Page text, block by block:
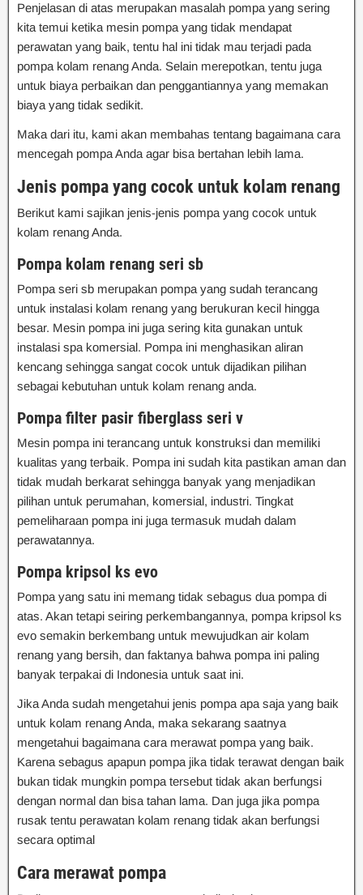
Penjelasan di atas merupakan masalah pompa yang sering
kita temui ketika mesin pompa yang tidak mendapat
perawatan yang baik, tentu hal ini tidak mau terjadi pada
pompa kolam renang Anda. Selain merepotkan, tentu juga
untuk biaya perbaikan dan penggantiannya yang memakan
biaya yang tidak sedikit.
Maka dari itu, kami akan membahas tentang bagaimana cara
mencegah pompa Anda agar bisa bertahan lebih lama.
Jenis pompa yang cocok untuk kolam renang
Berikut kami sajikan jenis-jenis pompa yang cocok untuk
kolam renang Anda.
Pompa kolam renang seri sb
Pompa seri sb merupakan pompa yang sudah terancang
untuk instalasi kolam renang yang berukuran kecil hingga
besar. Mesin pompa ini juga sering kita gunakan untuk
instalasi spa komersial. Pompa ini menghasikan aliran
kencang sehingga sangat cocok untuk dijadikan pilihan
sebagai kebutuhan untuk kolam renang anda.
Pompa filter pasir fiberglass seri v
Mesin pompa ini terancang untuk konstruksi dan memiliki
kualitas yang terbaik. Pompa ini sudah kita pastikan aman dan
tidak mudah berkarat sehingga banyak yang menjadikan
pilihan untuk perumahan, komersial, industri. Tingkat
pemeliharaan pompa ini juga termasuk mudah dalam
perawatannya.
Pompa kripsol ks evo
Pompa yang satu ini memang tidak sebagus dua pompa di
atas. Akan tetapi seiring perkembangannya, pompa kripsol ks
evo semakin berkembang untuk mewujudkan air kolam
renang yang bersih, dan faktanya bahwa pompa ini paling
banyak terpakai di Indonesia untuk saat ini.
Jika Anda sudah mengetahui jenis pompa apa saja yang baik
untuk kolam renang Anda, maka sekarang saatnya
mengetahui bagaimana cara merawat pompa yang baik.
Karena sebagus apapun pompa jika tidak terawat dengan baik
bukan tidak mungkin pompa tersebut tidak akan berfungsi
dengan normal dan bisa tahan lama. Dan juga jika pompa
rusak tentu perawatan kolam renang tidak akan berfungsi
secara optimal
Cara merawat pompa